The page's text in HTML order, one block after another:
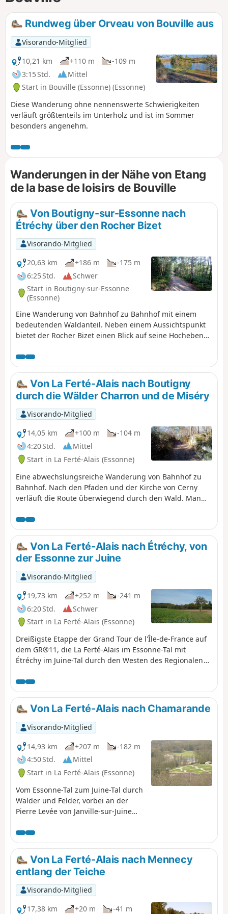
Rundweg über Orveau von Bouville aus
Visorando-Mitglied
10,21 km
+110 m
-109 m
3:15 Std.
Mittel
Start in Bouville (Essonne) (Essonne)
Diese Wanderung ohne nennenswerte Schwierigkeiten
verläuft größtenteils im Unterholz und ist im Sommer
besonders angenehm.
Wanderungen in der Nähe von Etang
de la base de loisirs de Bouville
Von Boutigny-sur-Essonne nach
Étréchy über den Rocher Bizet
Visorando-Mitglied
20,63 km
+186 m
-175 m
6:25 Std.
Schwer
Start in Boutigny-sur-Essonne
(Essonne)
Eine Wanderung von Bahnhof zu Bahnhof mit einem
bedeutenden Waldanteil. Neben einem Aussichtspunkt
bietet der Rocher Bizet einen Blick auf seine Hochebenen
Von La Ferté-Alais nach Boutigny
durch die Wälder Charron und de Miséry
Visorando-Mitglied
14,05 km
+100 m
-104 m
4:20 Std.
Mittel
Start in La Ferté-Alais (Essonne)
Eine abwechslungsreiche Wanderung von Bahnhof zu
Bahnhof. Nach den Pfaden und der Kirche von Cerny
verläuft die Route überwiegend durch den Wald. Man
die mit Felsblöcken übersäte Anhöhe „Butte de la Roche
Cornue“ hinauf. Nach der angenehmen Durchquerung
des Bois de Miséry gelangt man zurück ins Essonne-Tal
mit seinen Dörfern.
Von La Ferté-Alais nach Étréchy, von
der Essonne zur Juine
Visorando-Mitglied
19,73 km
+252 m
-241 m
6:20 Std.
Schwer
Start in La Ferté-Alais (Essonne)
Dreißigste Etappe der Grand Tour de l'Île-de-France auf
dem GR®11, die La Ferté-Alais im Essonne-Tal mit
Étréchy im Juine-Tal durch den Westen des Regionalen
der Fortsetzung der Durchquerung der Essonne
zwischen Agrarlandschaften, kleinen Waldgebieten und
imposanteren Tälern. Eine relativ kurze Etappe ohne
große Schwierigkeiten, bevor die beiden folgenden
etwas länger werden.
Von La Ferté-Alais nach Chamarande
Visorando-Mitglied
14,93 km
+207 m
-182 m
4:50 Std.
Mittel
Start in La Ferté-Alais (Essonne)
Vom Essonne-Tal zum Juine-Tal durch
Wälder und Felder, vorbei an der
Pierre Levée von Janville-sur-Juine
Chamarande. Eine Route, die fast
ausschließlich über Wege führt und
wunderschöne Ausblicke auf den
Regionalen Naturpark Gâtinais
Français bietet.
Von La Ferté-Alais nach Mennecy
entlang der Teiche
Visorando-Mitglied
17,38 km
+20 m -41 m